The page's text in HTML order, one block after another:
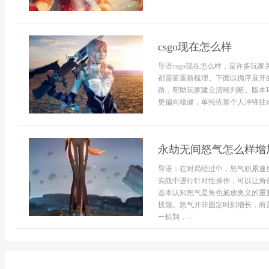
csgo现在怎么样
导语csgo现在怎么样，是许多玩
都需要重新梳理。下面以循序展
路，帮助玩家建立清晰判断。版
更偏向稳健，单纯依靠个人冲锋往
永劫无间怒气怎么样增
导语：在对局经过中，怒气积累
实战中进行针对性操作，可以让
基本认知怒气是角色施放奥义的
技能。怒气并非固定时刻增长，
一机制，...